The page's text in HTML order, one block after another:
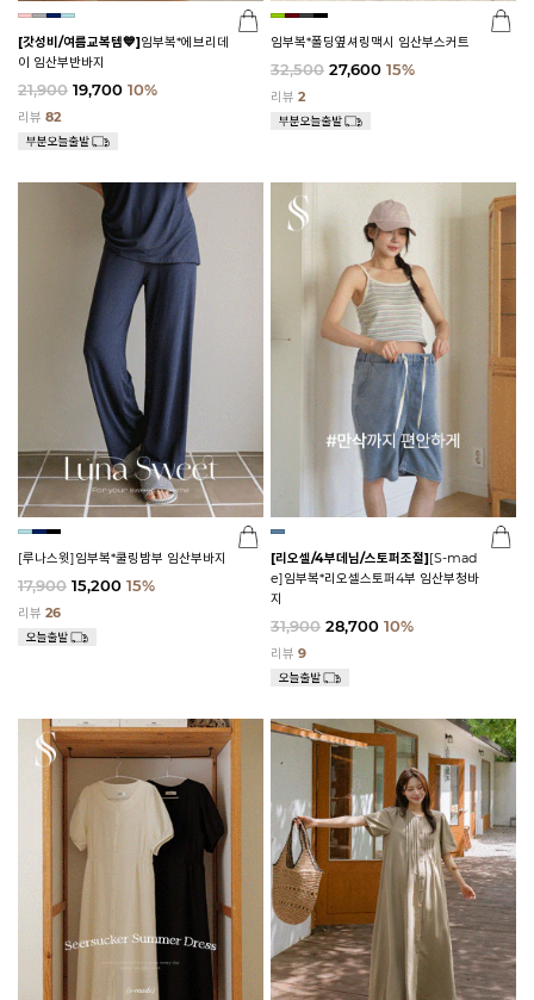
[갓성비/여름교복템💙]임부복*에브리데
이 임산부반바지
21,900 19,700 10%
리뷰 82
임부복*폴딩옆셔링맥시 임산부스커트
32,500 27,600 15%
리뷰 2
[루나스윗]임부복*쿨링밤부 임산부바지
17,900 15,200 15%
리뷰 26
[리오셀/4부데님/스토퍼조절][S-mad
e]임부복*리오셀스토퍼4부 임산부청바
지
31,900 28,700 10%
리뷰 9